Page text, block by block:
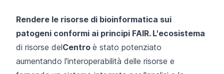
Rendere le risorse di bioinformatica sui
patogeni conformi ai principi FAIR. L'ecosistema
di risorse delCentro è stato potenziato
aumentando l'interoperabilità delle risorse e